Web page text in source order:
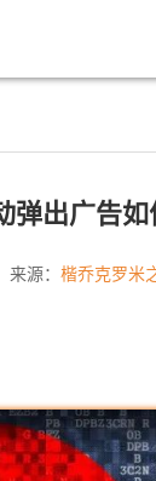
弹出广告如
来源： 楷乔克罗米